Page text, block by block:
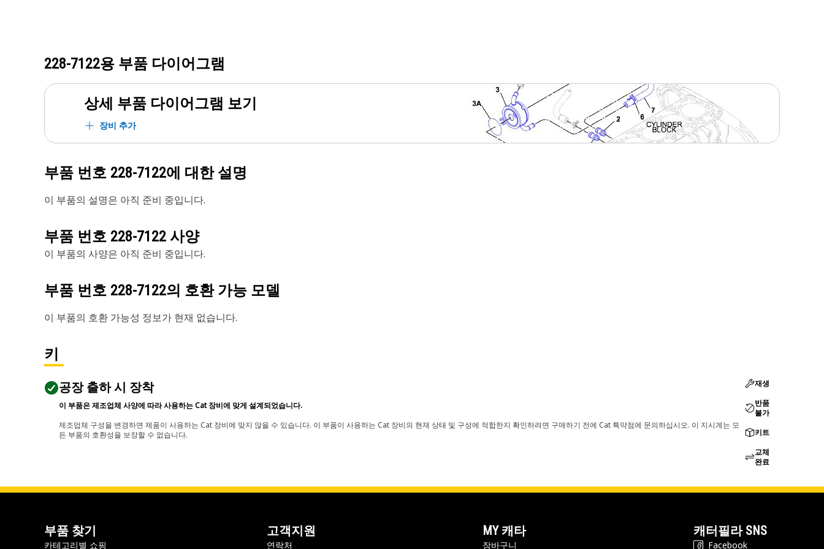
228-7122용 부품 다이어그램
상세 부품 다이어그램 보기
장비 추가
부품 번호 228-7122에 대한 설명
이 부품의 설명은 아직 준비 중입니다.
부품 번호 228-7122 사양
이 부품의 사양은 아직 준비 중입니다.
부품 번호 228-7122의 호환 가능 모델
이 부품의 호환 가능성 정보가 현재 없습니다.
키
공장 출하 시 장착
이 부품은 제조업체 사양에 따라 사용하는 Cat 장비에 맞게 설계되었습니다.
제조업체 구성을 변경하면 제품이 사용하는 Cat 장비에 맞지 않을 수 있습니다. 이 부품이 사용하는 Cat 장비의 현재 상태 및 구성에 적합한지 확인하려면 구매하기 전에 Cat 특약점에 문의하십시오. 이 지시계는 모
든 부품의 호환성을 보장할 수 없습니다.
재생
반품
불가
키트
교체
완료
부품 찾기
카테고리별 쇼핑
고객지원
연락처
MY 캐타
장바구니
캐터필라 SNS
Facebook